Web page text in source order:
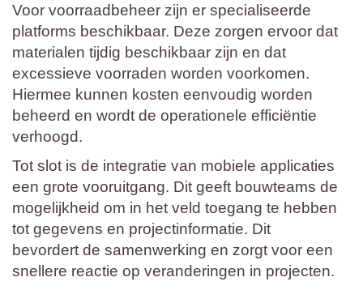
Voor voorraadbeheer zijn er specialiseerde
platforms beschikbaar. Deze zorgen ervoor dat
materialen tijdig beschikbaar zijn en dat
excessieve voorraden worden voorkomen.
Hiermee kunnen kosten eenvoudig worden
beheerd en wordt de operationele efficiëntie
verhoogd.
Tot slot is de integratie van mobiele applicaties
een grote vooruitgang. Dit geeft bouwteams de
mogelijkheid om in het veld toegang te hebben
tot gegevens en projectinformatie. Dit
bevordert de samenwerking en zorgt voor een
snellere reactie op veranderingen in projecten.